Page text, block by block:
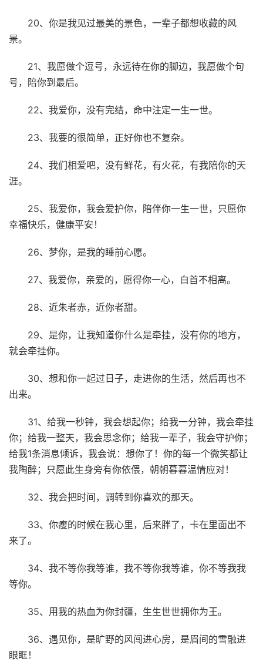
20、你是我见过最美的景色，一辈子都想收藏的风
景。
21、我愿做个逗号，永远待在你的脚边，我愿做个句
号，陪你到最后。
22、我爱你，没有完结，命中注定一生一世。
23、我要的很简单，正好你也不复杂。
24、我们相爱吧，没有鲜花，有火花，有我陪你的天
涯。
25、我爱你，我会爱护你，陪伴你一生一世，只愿你
幸福快乐，健康平安！
26、梦你，是我的睡前心愿。
27、我爱你，亲爱的，愿得你一心，白首不相离。
28、近朱者赤，近你者甜。
29、是你，让我知道你什么是牵挂，没有你的地方，
就会牵挂你。
30、想和你一起过日子，走进你的生活，然后再也不
出来。
31、给我一秒钟，我会想起你；给我一分钟，我会牵挂
你；给我一整天，我会思念你；给我一辈子，我会守护你；
给我1条消息倾诉，我会说：想你了！你的每一个微笑都让
我陶醉；只愿此生身旁有你依偎，朝朝暮暮温情应对！
32、我会把时间，调转到你喜欢的那天。
33、你瘦的时候在我心里，后来胖了，卡在里面出不
来了。
34、我不等你我等谁，我不等你我等谁，你不等我我
等你。
35、用我的热血为你封疆，生生世世拥你为王。
36、遇见你，是旷野的风闯进心房，是眉间的雪融进
眼眶！